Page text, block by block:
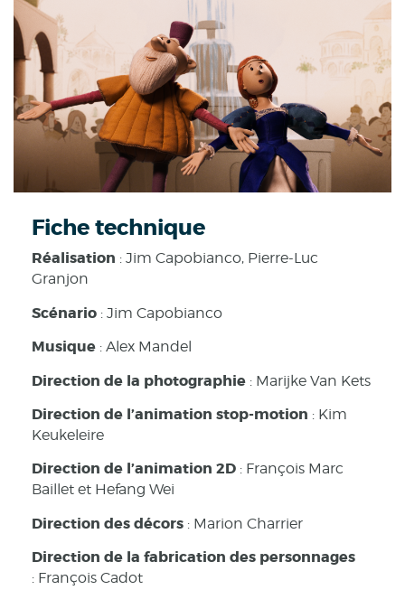
Fiche technique
Réalisation : Jim Capobianco, Pierre-Luc
Granjon
Scénario : Jim Capobianco
Musique : Alex Mandel
Direction de la photographie : Marijke Van Kets
Direction de l’animation stop-motion : Kim
Keukeleire
Direction de l’animation 2D : François Marc
Baillet et Hefang Wei
Direction des décors : Marion Charrier
Direction de la fabrication des personnages
: François Cadot